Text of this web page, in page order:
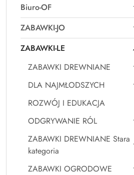
Biuro-OF
ZABAWKI-JO
ZABAWKI-LE
ZABAWKI DREWNIANE
DLA NAJMŁODSZYCH
ROZWÓJ I EDUKACJA
ODGRYWANIE RÓL
ZABAWKI DREWNIANE Stara
kategoria
ZABAWKI OGRODOWE